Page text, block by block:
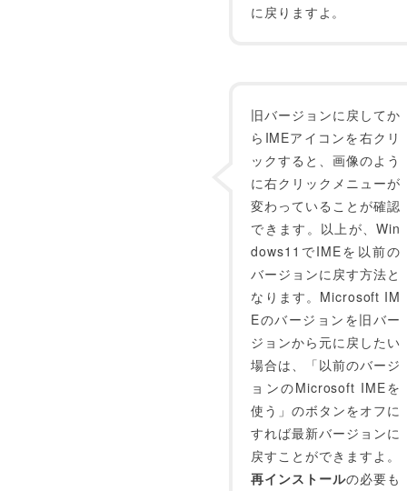
に戻りますよ。
旧バージョンに戻してか
らIMEアイコンを右クリ
ックすると、画像のよう
に右クリックメニューが
変わっていることが確認
できます。以上が、Win
dows11でIMEを以前の
バージョンに戻す方法と
なります。Microsoft IM
Eのバージョンを旧バー
ジョンから元に戻したい
場合は、「以前のバージ
ョンのMicrosoft IMEを
使う」のボタンをオフに
すれば最新バージョンに
戻すことができますよ。
再インストールの必要も